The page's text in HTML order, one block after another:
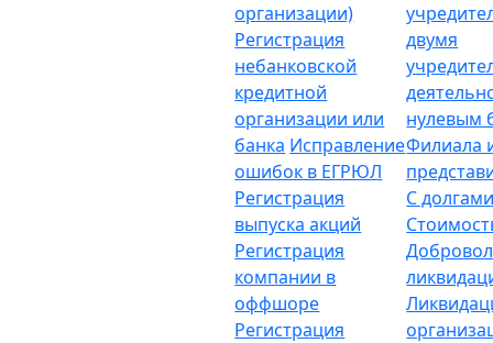
организации)
Регистрация
небанковской
кредитной
организации или
банка Исправление
ошибок в ЕГРЮЛ
Регистрация
выпуска акций
Регистрация
компании в
оффшоре
Регистрация
двумя
нулевым
Филиала
С